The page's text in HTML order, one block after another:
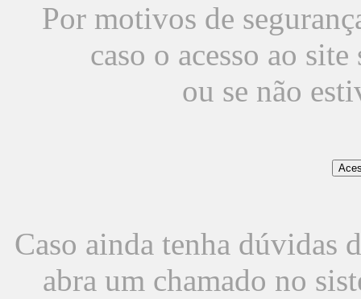
Por motivos de
caso o acesso ao
ou se não
Caso ainda tenha dúvidas
abra um chamado no